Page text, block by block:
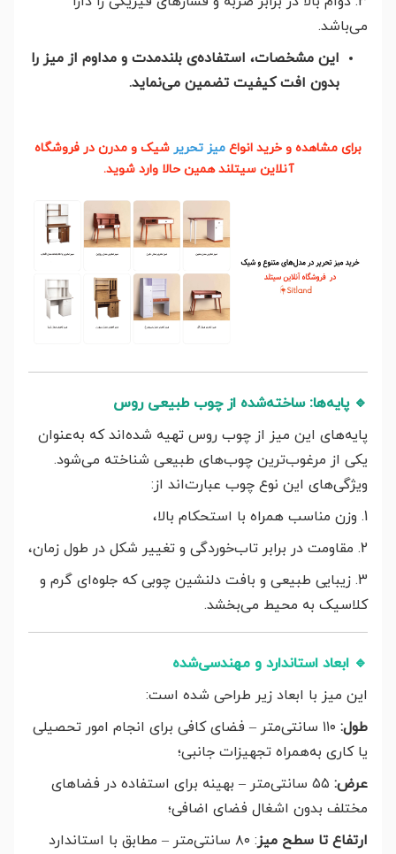
می‌باشد.
این مشخصات، استفاده‌ی بلندمدت و مداوم از میز را
بدون افت کیفیت تضمین می‌نماید.
برای مشاهده و خرید انواع میز تحریر شیک و مدرن در فروشگاه
آنلاین سیتلند همین حالا وارد شوید.
🔹 پایه‌ها: ساخته‌شده از چوب طبیعی روس
پایه‌های این میز از چوب روس تهیه شده‌اند که به‌عنوان
یکی از مرغوب‌ترین چوب‌های طبیعی شناخته می‌شود.
ویژگی‌های این نوع چوب عبارت‌اند از:
1. وزن مناسب همراه با استحکام بالا،
2. مقاومت در برابر تاب‌خوردگی و تغییر شکل در طول زمان،
3. زیبایی طبیعی و بافت دلنشین چوبی که جلوه‌ای گرم و
کلاسیک به محیط می‌بخشد.
🔹 ابعاد استاندارد و مهندسی‌شده
این میز با ابعاد زیر طراحی شده است:
طول:
۱۱۰ سانتی‌متر – فضای کافی برای انجام امور تحصیلی
یا کاری به‌همراه تجهیزات جانبی؛
عرض:
۵۵ سانتی‌متر – بهینه برای استفاده در فضاهای
مختلف بدون اشغال فضای اضافی؛
ارتفاع تا سطح میز
: ۸۰ سانتی‌متر – مطابق با استاندارد